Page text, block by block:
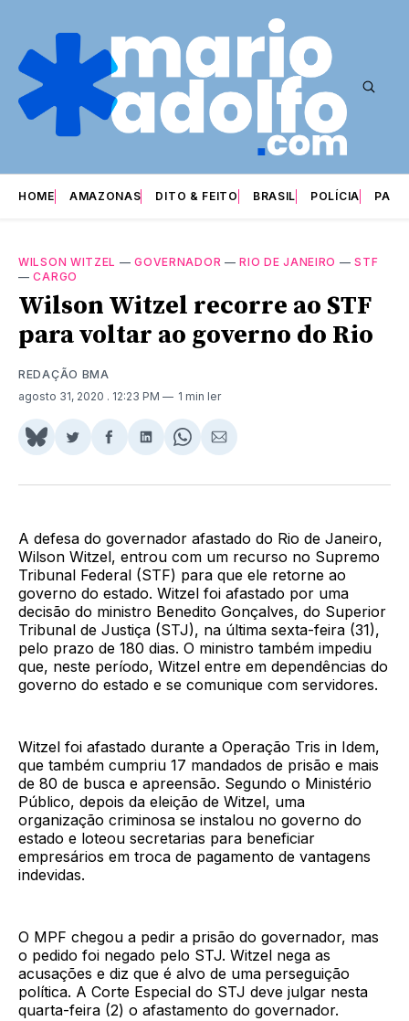
HOME AMAZONAS DITO & FEITO BRASIL POLÍCIA
WILSON WITZEL —GOVERNADOR —RIO DE JANEIRO —STF
—CARGO
Wilson Witzel recorre ao STF
para voltar ao governo do Rio
REDAÇÃO BMA
agosto 31, 2020 . 12:23 PM 1 min ler
Share
BlueSky
Compartilhar
Twitter
Compartilhar
Facebook
Compartilhar
LinkedIn
Share
WhatsApp
Compartilhar
Email
A defesa do governador afastado do Rio de Janeiro,
Wilson Witzel, entrou com um recurso no Supremo
Tribunal Federal (STF) para que ele retorne ao
governo do estado. Witzel foi afastado por uma
decisão do ministro Benedito Gonçalves, do Superior
Tribunal de Justiça (STJ), na última sexta-feira (31),
pelo prazo de 180 dias. O ministro também impediu
que, neste período, Witzel entre em dependências do
governo do estado e se comunique com servidores.
Witzel foi afastado durante a Operação Tris in Idem,
que também cumpriu 17 mandados de prisão e mais
de 80 de busca e apreensão. Segundo o Ministério
Público, depois da eleição de Witzel, uma
organização criminosa se instalou no governo do
estado e loteou secretarias para beneficiar
empresários em troca de pagamento de vantagens
indevidas.
O MPF chegou a pedir a prisão do governador, mas
o pedido foi negado pelo STJ. Witzel nega as
acusações e diz que é alvo de uma perseguição
política. A Corte Especial do STJ deve julgar nesta
quarta-feira (2) o afastamento do governador.